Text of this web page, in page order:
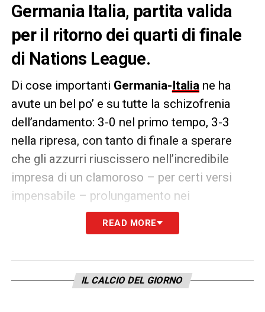
Germania Italia, partita valida
per il ritorno dei quarti di finale
di Nations League.
Di cose importanti Germania-Italia ne ha
avute un bel po’ e su tutte la schizofrenia
dell’andamento: 3-0 nel primo tempo, 3-3
nella ripresa, con tanto di finale a sperare
che gli azzurri riuscissero nell’incredibile
impresa di un clamoroso – per certi versi
impensabile – prolungamento nei
supplementari. Ecco tre cose minori, ma che
qualcosa hanno detto.
La serenità.Lo avreste detto, dopo un primo
tempo dove l’Italia è stata alquanto maltrattata, nel
risultato e nel gioco, che nella ripresa gli azzurri
READ MORE
IL CALCIO DEL GIORNO